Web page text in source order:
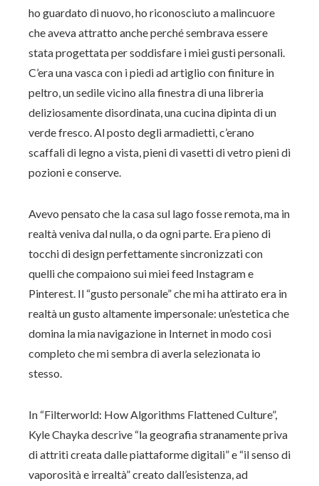
ho guardato di nuovo, ho riconosciuto a malincuore
che aveva attratto anche perché sembrava essere
stata progettata per soddisfare i miei gusti personali.
C’era una vasca con i piedi ad artiglio con finiture in
peltro, un sedile vicino alla finestra di una libreria
deliziosamente disordinata, una cucina dipinta di un
verde fresco. Al posto degli armadietti, c’erano
scaffali di legno a vista, pieni di vasetti di vetro pieni di
pozioni e conserve.
Avevo pensato che la casa sul lago fosse remota, ma in
realtà veniva dal nulla, o da ogni parte. Era pieno di
tocchi di design perfettamente sincronizzati con
quelli che compaiono sui miei feed Instagram e
Pinterest. Il “gusto personale” che mi ha attirato era in
realtà un gusto altamente impersonale: un’estetica che
domina la mia navigazione in Internet in modo così
completo che mi sembra di averla selezionata io
stesso.
In “Filterworld: How Algorithms Flattened Culture”,
Kyle Chayka descrive “la geografia stranamente priva
di attriti creata dalle piattaforme digitali” e “il senso di
vaporosità e irrealtà” creato dall’esistenza, ad